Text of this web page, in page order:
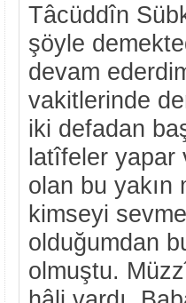
Tâcüddîn
şöyle
devam
vakitlerinde
iki defadan
latîfeler yapar
olan bu yakın
kimseyi
olduğumdan
olmuştu.